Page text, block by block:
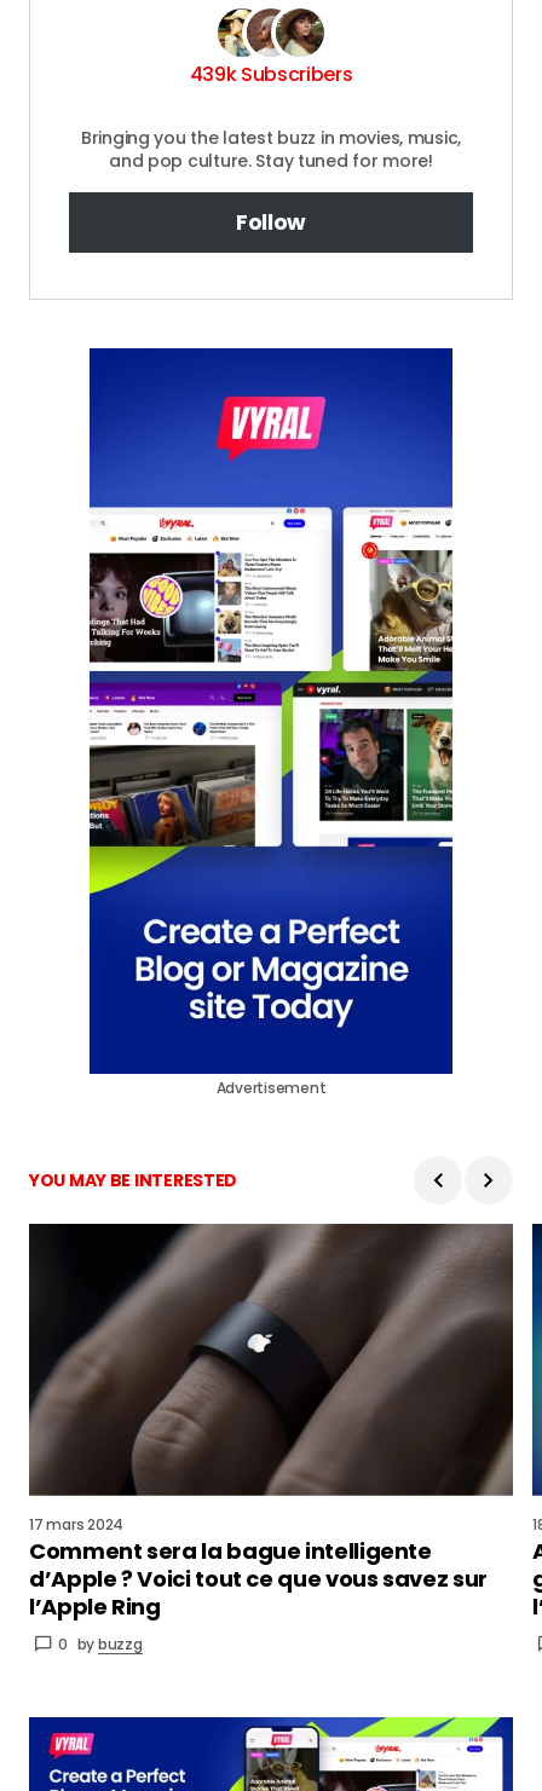
439k Subscribers
Bringing you the latest buzz in movies, music,
and pop culture. Stay tuned for more!
Follow
Advertisement
YOU MAY BE INTERESTED
17 mars 2024
Comment sera la bague intelligente
d’Apple ? Voici tout ce que vous savez sur
l’Apple Ring
0 bybuzzg